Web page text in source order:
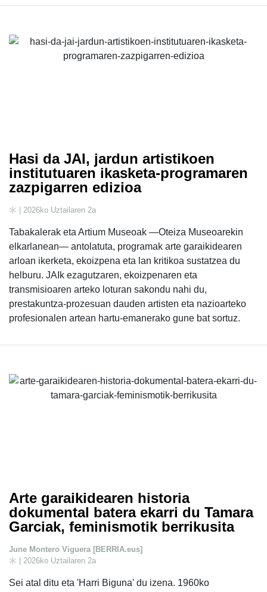
Hasi da JAI, jardun artistikoen
institutuaren ikasketa-programaren
zazpigarren edizioa
| 2026ko Uztailaren 2a
Tabakalerak eta Artium Museoak —Oteiza Museoarekin
elkarlanean— antolatuta, programak arte garaikidearen
arloan ikerketa, ekoizpena eta lan kritikoa sustatzea du
helburu. JAIk ezagutzaren, ekoizpenaren eta
transmisioaren arteko loturan sakondu nahi du,
prestakuntza-prozesuan dauden artisten eta nazioarteko
profesionalen artean hartu-emanerako gune bat sortuz.
Arte garaikidearen historia
dokumental batera ekarri du Tamara
Garciak, feminismotik berrikusita
June Montero Viguera [BERRIA.eus]
| 2026ko Uztailaren 2a
Sei atal ditu eta 'Harri Biguna' du izena. 1960ko